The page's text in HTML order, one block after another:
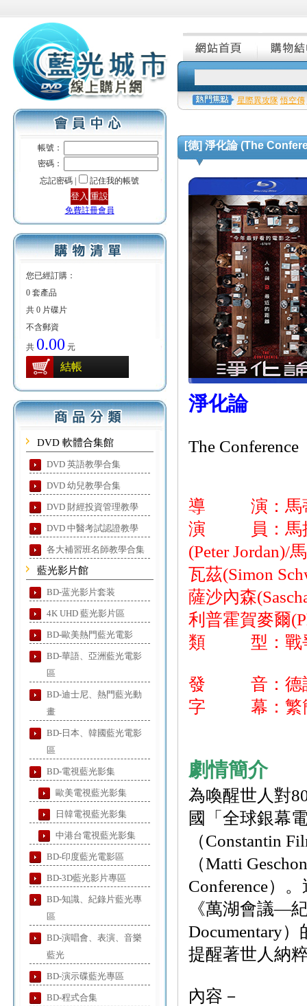
帳號：
密碼：
忘記密碼 |
記住我的帳號
免費註冊會員
您已經訂購：
0 套產品
共 0 片碟片
不含郵資
共 0.00 元
結帳
DVD 軟體合集館
DVD 英語教學合集
DVD 幼兒教學合集
DVD 財經投資管理教學
DVD 中醫考試認證教學
各大補習班名師教學合集
藍光影片館
BD-蓝光影片套装
4K UHD 藍光影片區
BD-歐美熱門藍光電影
BD-華語、亞洲藍光電影
區
BD-迪士尼、熱門藍光動
畫
BD-日本、韓國藍光電影
區
BD-電視藍光影集
歐美電視藍光影集
日韓電視藍光影集
中港台電視藍光影集
BD-印度藍光電影區
BD-3D藍光影片專區
BD-知識、紀錄片藍光專
區
BD-演唱會、表演、音樂
藍光
BD-演示碟藍光專區
BD-程式合集
星際異攻隊 悟空傳
[德] 淨化論 (The
淨化論
The Conference
導 演：馬蒂
演 員：馬提
(Peter Jordan)/
瓦茲(Simon
薩沙內森
利普霍賀麥爾
類 型：戰
發 音：德
字 幕：繁簡
劇情簡介
為喚醒世人對
國「全球銀幕
（Constantin
（Matti
Conference）
《萬湖會議—
Documentary
提醒著世人納
內容－